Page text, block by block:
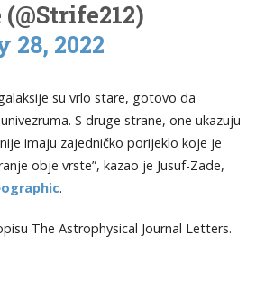
28, 2022
su vrlo stare, gotovo da
S druge strane, one ukazuju
imaju zajedničko porijeklo koje je
obje vrste”, kazao je Jusuf-Zade,
.
The Astrophysical Journal Letters.